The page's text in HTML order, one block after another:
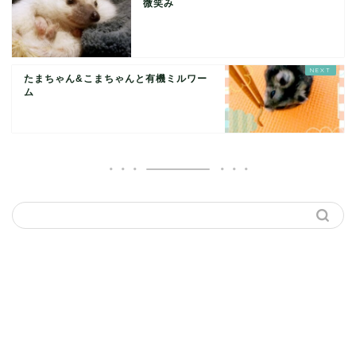
微笑み
たまちゃん&こまちゃんと有機ミルワー
ム